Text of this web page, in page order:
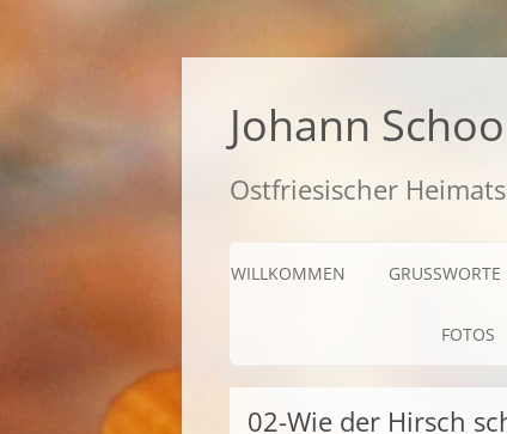
Zum
Johann
Ostfriesischer
WILLKOMMEN GRUSSWORTE
FOTOS
02-Wie der Hirsch